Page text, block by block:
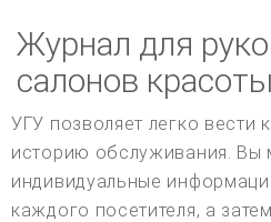
Журнал для
салонов
УГУ позволяет легко вести
историю обслуживания. Вы
индивидуальные
каждого посетителя, а